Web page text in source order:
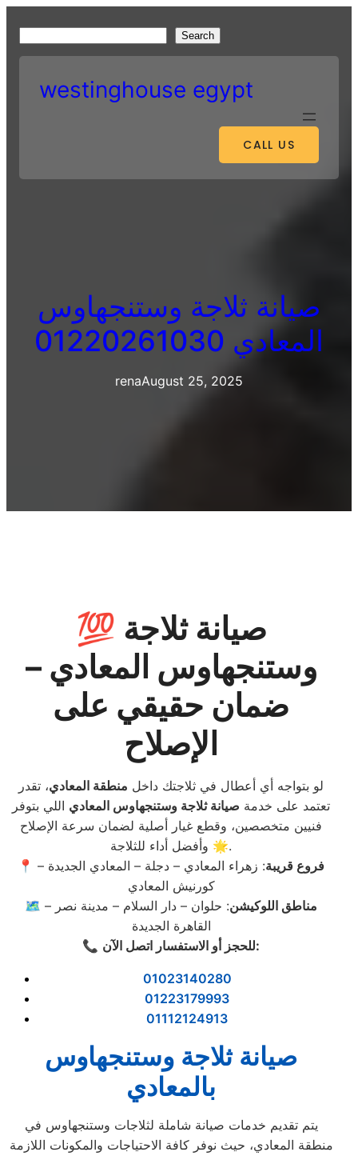
content
e
Search
westinghouse egypt
CALL US
صيانة ثلاجة وستنجهاوس
المعادي 01220261030
renaAugust 25, 2025
💯 صيانة ثلاجة
وستنجهاوس المعادي –
ضمان حقيقي على
الإصلاح
لو بتواجه أي أعطال في ثلاجتك داخل منطقة المعادي، تقدر
تعتمد على خدمة صيانة ثلاجة وستنجهاوس المعادي اللي بتوفر
فنيين متخصصين، وقطع غيار أصلية لضمان سرعة الإصلاح
وأفضل أداء للثلاجة 🌟.
📍
فروع قريبة: زهراء المعادي – دجلة – المعادي الجديدة –
كورنيش المعادي
🗺️
مناطق اللوكيشن: حلوان – دار السلام – مدينة نصر –
القاهرة الجديدة
📞 للحجز أو الاستفسار اتصل الآن:
01023140280
01223179993
01112124913
صيانة ثلاجة وستنجهاوس
بالمعادي
يتم تقديم خدمات صيانة شاملة لثلاجات وستنجهاوس في
منطقة المعادي، حيث نوفر كافة الاحتياجات والمكونات اللازمة